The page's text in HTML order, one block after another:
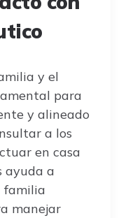
y el
para
y alineado
a los
en casa
ayuda a
familia
manejar